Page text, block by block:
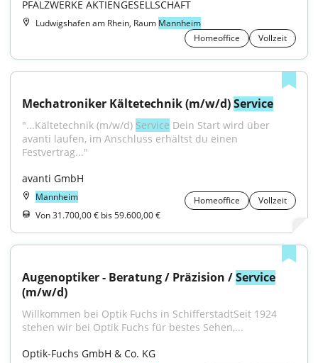
PFALZWERKE AKTIENGESELLSCHAFT
Ludwigshafen am Rhein, Raum Mannheim
Homeoffice
Vollzeit
Mechatroniker Kältetechnik (m/w/d) Service
"...Kältetechnik (m/w/d) Service Dein Start wird über
avanti laufen, im Anschluss erhältst du einen
Festvertrag..."
avanti GmbH
Mannheim Homeoffice
Vollzeit
Von 31.700,00 € bis 59.600,00 €
Augenoptiker - Beratung / Präzision / Service
(m/w/d)
Willkommen bei Optik Fuchs in SchifferstadtSeit 1924
stehen wir bei Optik Fuchs für bestes Sehen,...
Optik-Fuchs GmbH & Co. KG